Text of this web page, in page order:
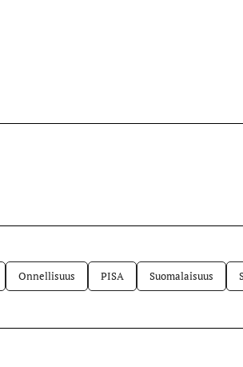
Onnellisuus PISA Suomalaisuus